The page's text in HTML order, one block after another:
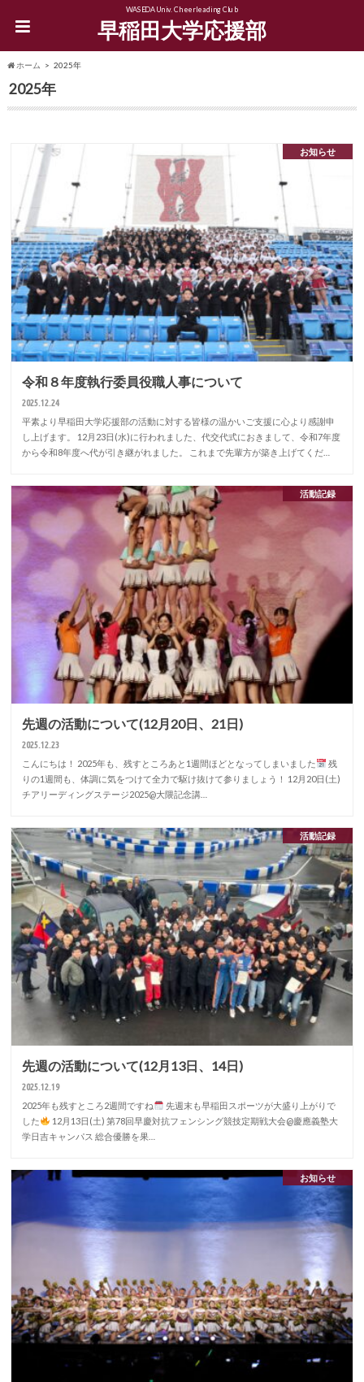
WASEDA Univ. Cheerleading Club
早稲田大学応援部
ホーム 2025年
2025年
お知らせ
令和８年度執行委員役職人事について
2025.12.24
平素より早稲田大学応援部の活動に対する皆様の温かいご支援に心より感謝申
し上げます。 12月23日(水)に行われました、代交代式におきまして、令和7年度
から令和8年度へ代が引き継がれました。 これまで先輩方が築き上げてくだ…
活動記録
先週の活動について(12月20日、21日)
2025.12.23
こんにちは！ 2025年も、残すところあと1週間ほどとなってしまいました
残
りの1週間も、体調に気をつけて全力で駆け抜けて参りましょう！ 12月20日(土)
チアリーディングステージ2025@大隈記念講…
活動記録
先週の活動について(12月13日、14日)
2025.12.19
2025年も残すところ2週間ですね
先週末も早稲田スポーツが大盛り上がりで
した
12月13日(土) 第78回早慶対抗フェンシング競技定期戦大会@慶應義塾大
学日吉キャンパス 総合優勝を果…
お知らせ